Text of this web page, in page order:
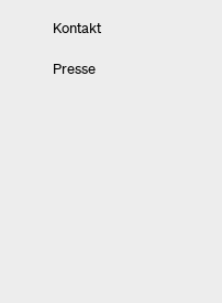
Kontakt
Presse